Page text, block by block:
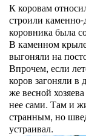
К коровам
строили
коровника была
В каменном
выгоняли на
Впрочем, если
коров загоняли
же весной
нее сами. Там и
странным, но
устраивал.